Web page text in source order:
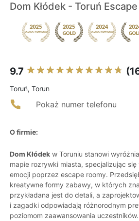
Dom Kłódek - Toruń
9.7
Toruń, Torun
Pokaż numer telefonu
O firmie:
Dom Kłódek w Toruniu stanowi
mapie rozrywki miasta, specjalizując
emocji poprzez escape roomy.
kreatywne formy zabawy, w których
przykładana jest do detali, a
i zagadki odpowiadają różnorodnym
poziomom zaawansowania